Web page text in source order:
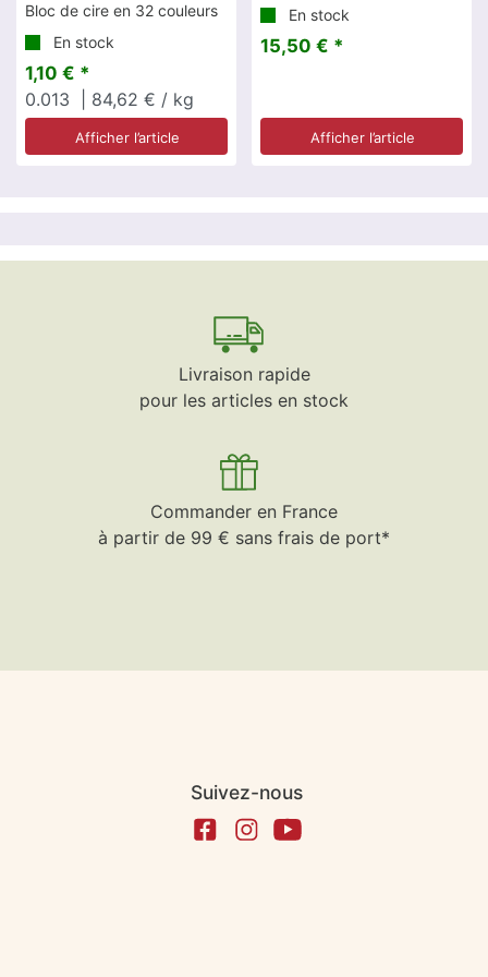
Bloc de cire en 32 couleurs
En stock
1,10 € *
0.013
| 84,62 € / kg
Afficher l’article
En stock
15,50 € *
Afficher l’article
Livraison rapide
pour les articles en stock
Commander en France
à partir de 99 € sans frais de port*
Suivez-nous